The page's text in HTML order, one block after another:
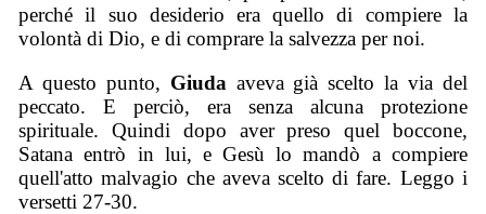
perché il suo desiderio era quello di compiere la
volontà di Dio, e di comprare la salvezza per noi.
A questo punto, Giuda aveva già scelto la via del
peccato. E perciò, era senza alcuna protezione
spirituale. Quindi dopo aver preso quel boccone,
Satana entrò in lui, e Gesù lo mandò a compiere
quell'atto malvagio che aveva scelto di fare. Leggo i
versetti 27-30.